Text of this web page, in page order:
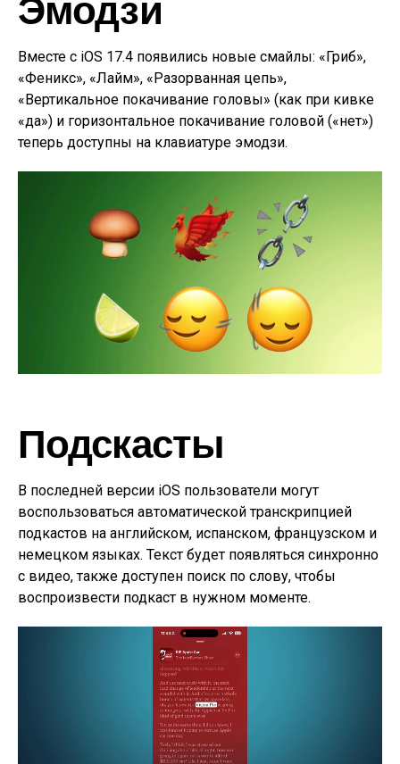
Вместе с iOS 17.4 появились новые смайлы: «Гриб»,
«Феникс», «Лайм», «Разорванная цепь»,
«Вертикальное покачивание головы» (как при кивке
«да») и горизонтальное покачивание головой («нет»)
теперь доступны на клавиатуре эмодзи.
Подскасты
В последней версии iOS пользователи могут
воспользоваться автоматической транскрипцией
подкастов на английском, испанском, французском и
немецком языках. Текст будет появляться синхронно
с видео, также доступен поиск по слову, чтобы
воспроизвести подкаст в нужном моменте.